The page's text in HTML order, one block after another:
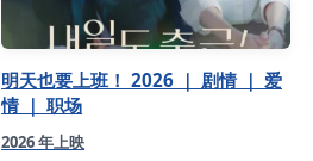
明天也要上班！ 2026 ｜ 剧情 ｜ 爱
情 ｜ 职场
2026 年上映